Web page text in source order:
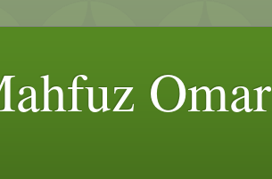
Omar